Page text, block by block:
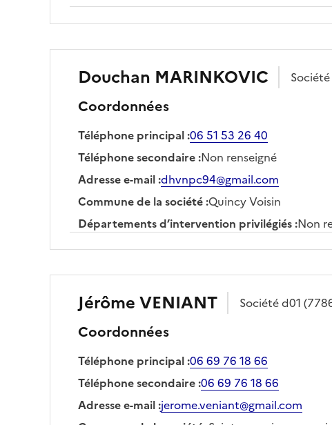
Douchan MARINKOVIC Société
Coordonnées
Téléphone principal:06 51 53 26 40
Téléphone secondaire:Non renseigné
Adresse e-mail:dhvnpc94@gmail.com
Commune de la société:Quincy Voisin
Départements d’intervention privilégiés:Non
JérômeVENIANT Sociétéd01
Coordonnées
Téléphone principal:06 69 76 18 66
Téléphone secondaire:06 69 76 18 66
Adresse e-mail:jerome.veniant@gmail.com